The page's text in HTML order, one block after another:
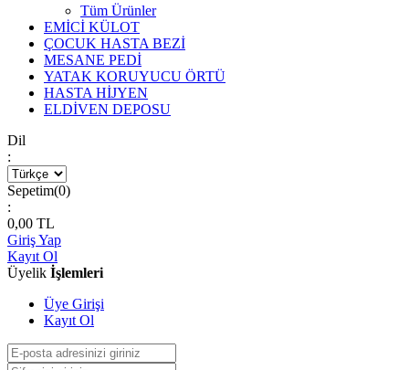
Tüm Ürünler
EMİCİ KÜLOT
ÇOCUK HASTA BEZİ
MESANE PEDİ
YATAK KORUYUCU ÖRTÜ
HASTA HİJYEN
ELDİVEN DEPOSU
Dil
:
Sepetim(0)
:
0,00 TL
Giriş Yap
Kayıt Ol
Üyelik İşlemleri
Üye Girişi
Kayıt Ol